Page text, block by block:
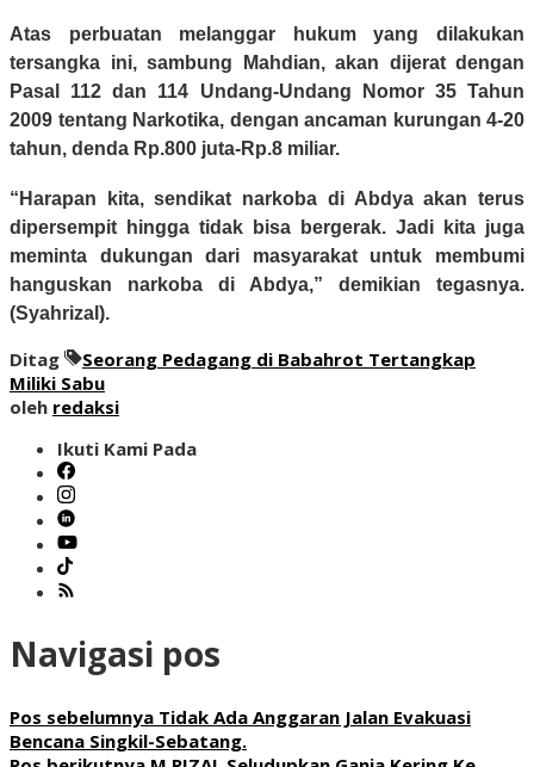
Atas perbuatan melanggar hukum yang dilakukan
tersangka ini, sambung Mahdian, akan dijerat dengan
Pasal 112 dan 114 Undang-Undang Nomor 35 Tahun
2009 tentang Narkotika, dengan ancaman kurungan 4-20
tahun, denda Rp.800 juta-Rp.8 miliar.
“Harapan kita, sendikat narkoba di Abdya akan terus
dipersempit hingga tidak bisa bergerak. Jadi kita juga
meminta dukungan dari masyarakat untuk membumi
hanguskan narkoba di Abdya,” demikian tegasnya.
(Syahrizal).
Ditag
Seorang Pedagang di Babahrot Tertangkap
Miliki Sabu
oleh redaksi
Ikuti Kami Pada
Navigasi pos
Pos sebelumnya Tidak Ada Anggaran Jalan Evakuasi
Bencana Singkil-Sebatang.